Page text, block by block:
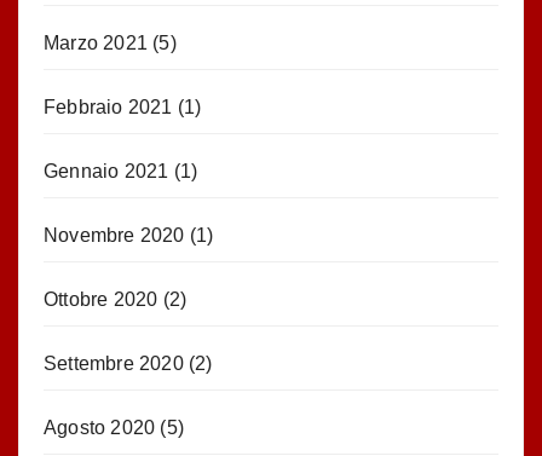
Marzo 2021 (5)
Febbraio 2021 (1)
Gennaio 2021 (1)
Novembre 2020 (1)
Ottobre 2020 (2)
Settembre 2020(2)
Agosto 2020 (5)